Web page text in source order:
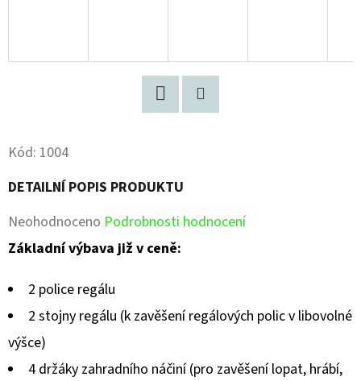
Kód: 1004
DETAILNÍ POPIS PRODUKTU
Průměrné
hodnocení
z
Neohodnoceno Podrobnosti hodnocení
Základní výbava již v ceně:
2 police regálu
2 stojny regálu (k zavěšení regálových polic v libovolné
výšce)
4 držáky zahradního náčiní (pro zavěšení lopat, hrábí,